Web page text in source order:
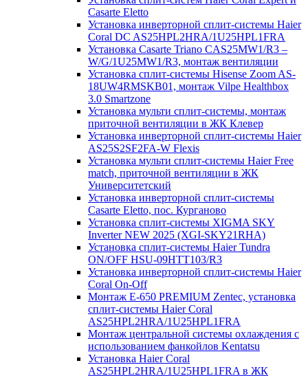
Casarte Eletto
Установка инверторной сплит-системы Haier
Coral DC AS25HPL2HRA/1U25HPL1FRA
Установка Casarte Triano CAS25MW1/R3 –
W/G/1U25MW1/R3, монтаж вентиляции
Установка сплит-системы Hisense Zoom AS-
18UW4RMSKB01, монтаж Vilpe Healthbox
3.0 Smartzone
Установка мульти сплит-системы, монтаж
приточной вентиляции в ЖК Клевер
Установка инверторной сплит-системы Haier
AS25S2SF2FA-W Flexis
Установка мульти сплит-системы Haier Free
match, приточной вентиляции в ЖК
Университетский
Установка инверторной сплит-системы
Casarte Eletto, пос. Курганово
Установка сплит-системы XIGMA SKY
Inverter NEW 2025 (XGI-SKY21RHA)
Установка сплит-системы Haier Tundra
ON/OFF HSU-09HTT103/R3
Установка инверторной сплит-системы Haier
Coral On-Off
Монтаж E-650 PREMIUM Zentec, установка
сплит-системы Haier Coral
AS25HPL2HRA/1U25HPL1FRA
Монтаж центральной системы охлаждения с
использованием фанкойлов Kentatsu
Установка Haier Coral
AS25HPL2HRA/1U25HPL1FRA в ЖК